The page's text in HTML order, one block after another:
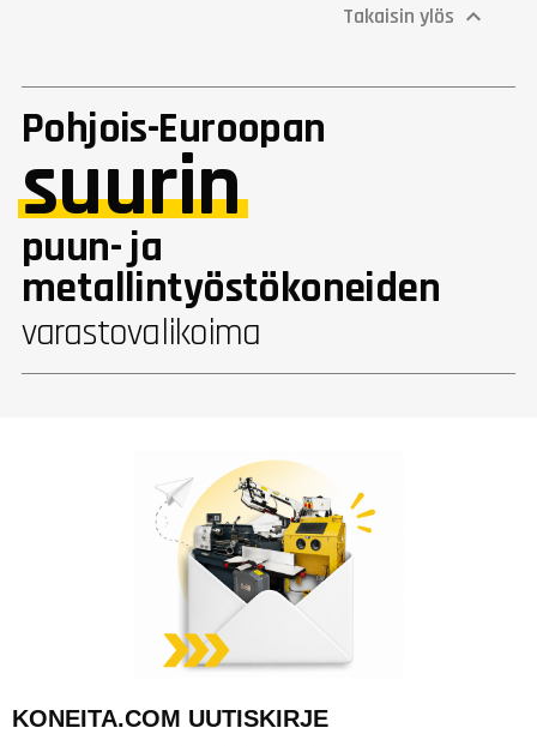
Takaisin ylös 
Pohjois-Euroopan
suurin
puun- ja
metallintyöstökoneiden
varastovalikoima
KONEITA.COM UUTISKIRJE